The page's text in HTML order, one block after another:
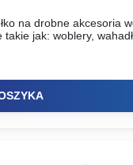
na drobne akcesoria
jak: woblery,
z przynętami